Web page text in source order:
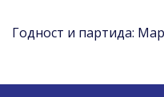
Годност и партида: